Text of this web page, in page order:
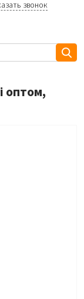
звонок
оптом,